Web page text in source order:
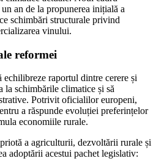
an de la propunerea inițială a
schimbări structurale privind
vinului.
reformei
echilibreze raportul dintre cerere și
la schimbările climatice și să
Potrivit oficialilor europeni,
a răspunde evoluției preferințelor
economiile rurale.
a agriculturii, dezvoltării rurale și
adoptării acestui pachet legislativ: